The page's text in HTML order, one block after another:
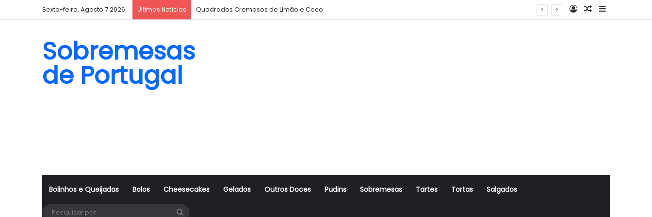
Sexta-feira, Agosto 7 2026 Últimas Notícias Quadrados Cremosos de Limão e Coco Log InArtigo Aleatório
Sidebar
Sobremesas
de Portugal
Bolinhos e Queijadas Bolos Cheesecakes Gelados Outros Doces Pudins Sobremesas Tartes Tortas Salgados